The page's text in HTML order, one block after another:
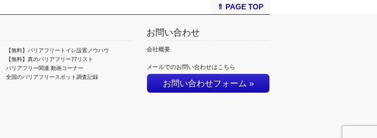
⇑ PAGE TOP
お問い合わせ
会社概要
メールでのお問い合わせはこちら
お問い合わせフォーム »
【無料】バリアフリートイレ設置ノウハウ
【無料】真のバリアフリー77リスト
バリアフリー関連 動画コーナー
全国のバリアフリースポット調査記録